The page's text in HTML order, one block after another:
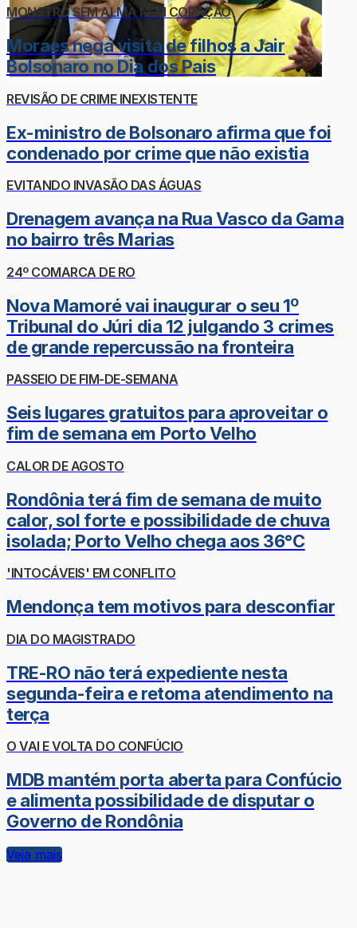
MONSTRO SEM ALMA NEM CORAÇÃO
Moraes nega visita de filhos a Jair
Bolsonaro no Dia dos Pais
REVISÃO DE CRIME INEXISTENTE
Ex-ministro de Bolsonaro afirma que foi
condenado por crime que não existia
EVITANDO INVASÃO DAS ÁGUAS
Drenagem avança na Rua Vasco da Gama
no bairro três Marias
24º COMARCA DE RO
Nova Mamoré vai inaugurar o seu 1º
Tribunal do Júri dia 12 julgando 3 crimes
de grande repercussão na fronteira
PASSEIO DE FIM-DE-SEMANA
Seis lugares gratuitos para aproveitar o
fim de semana em Porto Velho
CALOR DE AGOSTO
Rondônia terá fim de semana de muito
calor, sol forte e possibilidade de chuva
isolada; Porto Velho chega aos 36°C
'INTOCÁVEIS' EM CONFLITO
Mendonça tem motivos para desconfiar
DIA DO MAGISTRADO
TRE-RO não terá expediente nesta
segunda-feira e retoma atendimento na
terça
O VAI E VOLTA DO CONFÚCIO
MDB mantém porta aberta para Confúcio
e alimenta possibilidade de disputar o
Governo de Rondônia
Veja mais